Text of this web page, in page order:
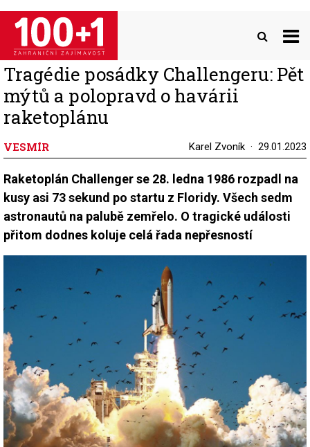
Přejít
hlavnímu
obsahu
Tragédie posádky Challengeru: Pět
mýtů a polopravd o havárii
raketoplánu
VESMÍR Karel Zvoník 29.01.2023
Raketoplán Challenger se 28. ledna 1986 rozpadl na
kusy asi 73 sekund po startu z Floridy. Všech sedm
astronautů na palubě zemřelo. O tragické události
přitom dodnes koluje celá řada nepřesností